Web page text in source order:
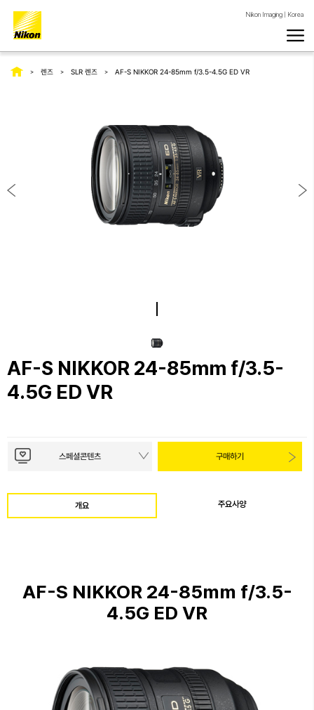
Nikon Imaging | Korea
렌즈 SLR 렌즈 AF-S NIKKOR 24-85mm f/3.5-4.5G ED VR
AF-S NIKKOR 24-85mm f/3.5-
4.5G ED VR
스페셜콘텐츠 구매하기
개요 주요사양
AF-S NIKKOR 24-85mm f/3.5-
4.5G ED VR